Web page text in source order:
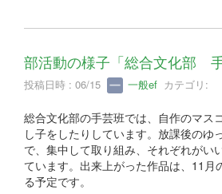
部活動の様子「総合文化部 手
投稿日時 : 06/15 一般ef カテゴリ:
総合文化部の手芸班では、自作のマス
し子をしたりしています。放課後のゆ
で、集中して取り組み、それぞれがい
ています。出来上がった作品は、11月
る予定です。